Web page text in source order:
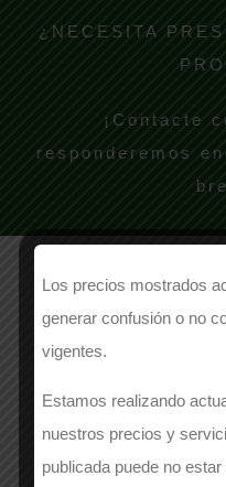
¿NECESITA
¡Contacte
responderemos
Los precios mostrados
generar confusión o no
vigentes.
Estamos realizando
nuestros precios y
publicada puede no